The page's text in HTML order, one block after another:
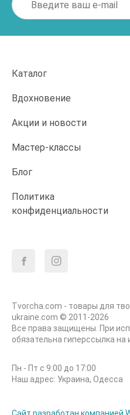
Каталог
Вдохновение
Акции и новости
Мастер-классы
Блог
Политика
конфиденциальности
Tvorcha.com - товары для
ukraine.com © 2011-2026
Все права защищены. При
обязательна гиперссылка на
Пн - Пт с 9:00 до 17:00
Наш адрес: Украина, Одесса